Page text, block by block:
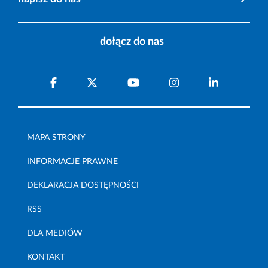
dołącz do nas
MAPA STRONY
INFORMACJE PRAWNE
DEKLARACJA DOSTĘPNOŚCI
RSS
DLA MEDIÓW
KONTAKT